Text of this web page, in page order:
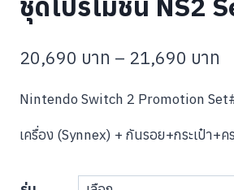
ชุดโปรโมชั่น NS2
20,690 บาท – 21,690 บาท
Nintendo Switch 2 Promotion
เครื่อง (Synnex) + กันรอย+กระเป๋า+